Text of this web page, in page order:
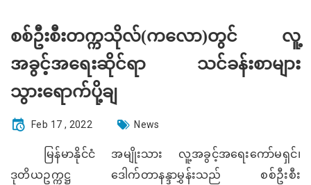
စစ်ဦးစီးတက္ကသိုလ်(ကလော)တွင် လူ့
အခွင့်အရေးဆိုင်ရာ သင်ခန်းစာများ
သွားရောက်ပို့ချ
Feb 17 , 2022 News
မြန်မာနိုင်ငံ အမျိုးသား လူ့အခွင့်အရေးကော်မရှင်၊
ဒုတိယဥက္ကဋ္ဌ ဒေါက်တာနန္ဒာမွှန်းသည် စစ်ဦးစီး